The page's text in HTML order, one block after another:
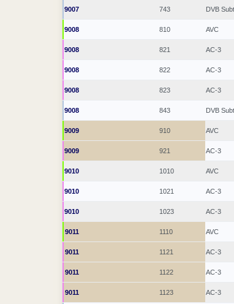
9007 743 DVB
9008 810 AVC
9008 821 AC-3
9008 822 AC-3
9008 823 AC-3
9008 843 DVB
9009 910 AVC
9009 921 AC-3
9010 1010 AVC
9010 1021 AC-3
9010 1023 AC-3
9011 1110 AVC
9011 1121 AC-3
9011 1122 AC-3
9011 1123 AC-3